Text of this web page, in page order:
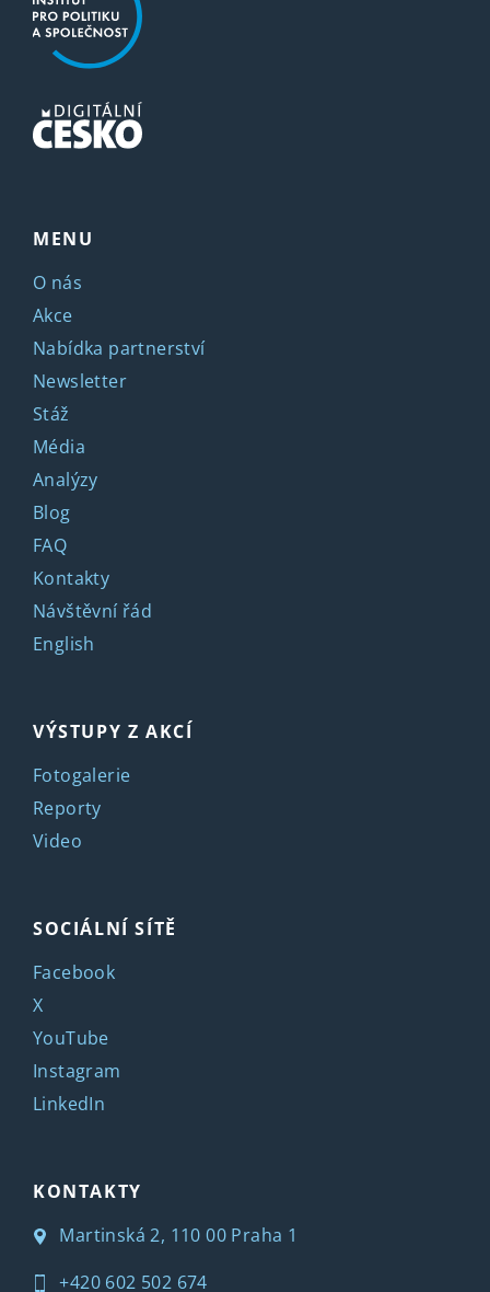
MENU
O nás
Akce
Nabídka partnerství
Newsletter
Stáž
Média
Analýzy
Blog
FAQ
Kontakty
Návštěvní řád
English
VÝSTUPY Z AKCÍ
Fotogalerie
Reporty
Video
SOCIÁLNÍ SÍTĚ
Facebook
X
YouTube
Instagram
LinkedIn
KONTAKTY
Martinská 2, 110 00 Praha 1
+420 602 502 674